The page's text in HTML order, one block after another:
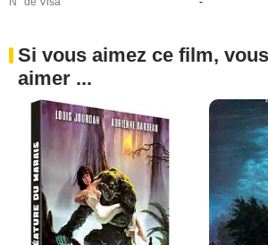
Si vous aimez ce film,
aimer ...